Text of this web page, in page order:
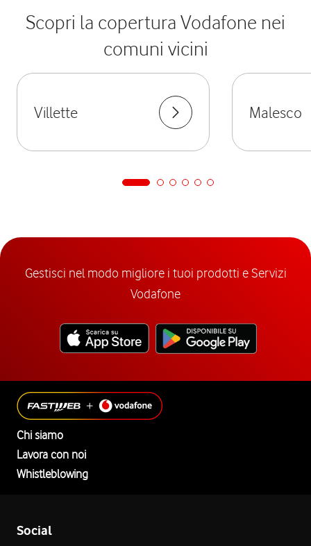
Scopri la copertura Vodafone nei
comuni vicini
Villette Malesco
Gestisci nel modo migliore i tuoi prodotti e Servizi
Vodafone
Chi siamo
Lavora con noi
Whistleblowing
Social